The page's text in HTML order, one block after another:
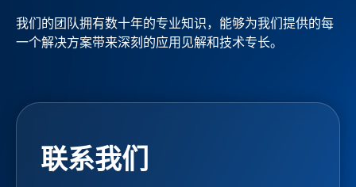
我们的团队拥有数十年的专业知识，能够为我们提供的每
一个解决方案带来深刻的应用见解和技术专长。
联系我们